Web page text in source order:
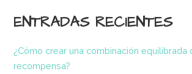
ENTRADAS RECIENTES
¿Cómo crear una combinación equilibrada
recompensa?